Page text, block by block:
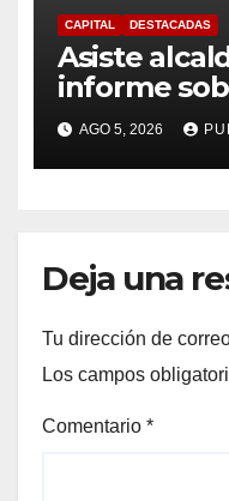
CAPITAL DESTACADAS
Asiste
informe
delictiva
coordinado
AGO 5, 2026
Deja una
Tu dirección de
Los campos
Comentario *